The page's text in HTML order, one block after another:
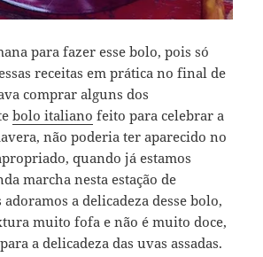
para fazer esse bolo, pois só
receitas em prática no final de
comprar alguns dos
bolo italiano feito para celebrar a
não poderia ter aparecido no
quando já estamos
marcha nesta estação de
a delicadeza desse bolo,
muito fofa e não é muito doce,
a delicadeza das uvas assadas.